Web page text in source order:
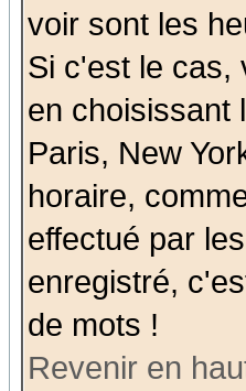
voir sont les
Si c'est le cas,
en choisissant
Paris, New
horaire,
effectué par
enregistré,
de mots !
Revenir en